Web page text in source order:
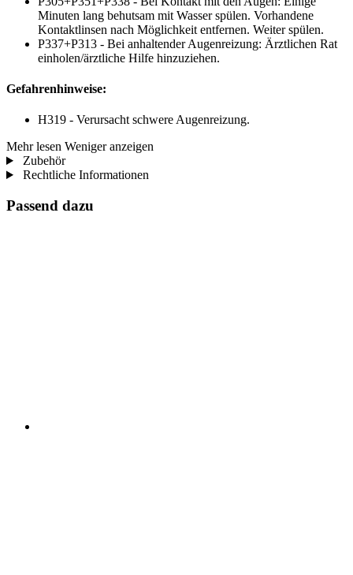
Minuten lang behutsam mit Wasser spülen. Vorhandene
Kontaktlinsen nach Möglichkeit entfernen. Weiter spülen.
P337+P313 - Bei anhaltender Augenreizung: Ärztlichen Rat
einholen/ärztliche Hilfe hinzuziehen.
Gefahrenhinweise:
H319 - Verursacht schwere Augenreizung.
Mehr lesen Weniger anzeigen
Zubehör
Rechtliche Informationen
Passend dazu